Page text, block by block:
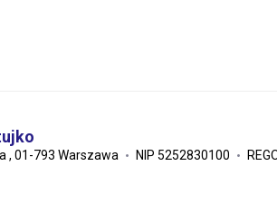
, 01-793 Warszawa NIP 5252830100